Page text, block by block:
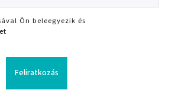
Ön beleegyezik és
Feliratkozás